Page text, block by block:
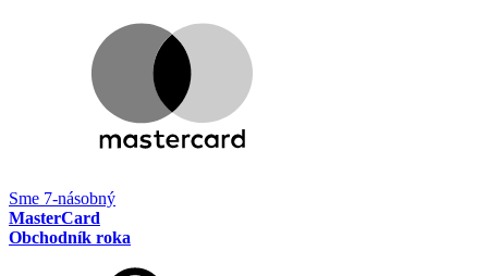
Sme 7-násobný
MasterCard
Obchodník roka